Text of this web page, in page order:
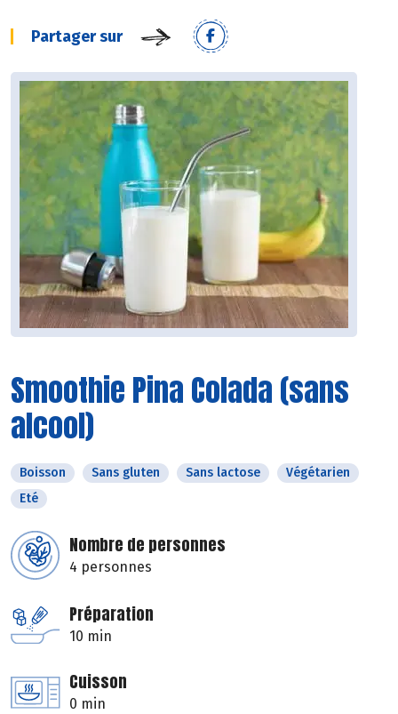
Partager sur
Smoothie Pina Colada (sans
alcool)
Boisson Sans gluten Sans lactose
Végétarien
Eté
Nombre de personnes
4 personnes
Préparation
10 min
Cuisson
0 min